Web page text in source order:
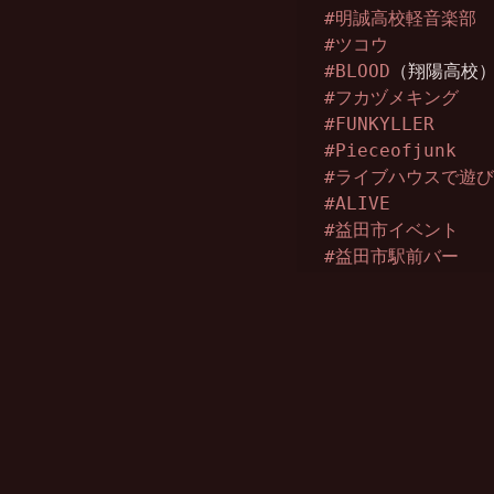
#明誠高校軽音楽部
#ツコウ
#BLOOD
#フカヅメキング
#FUNKYLLER
#Pieceofjunk
#ライブハウスで遊
#ALIVE
#益田市イベント
#益田市駅前バー